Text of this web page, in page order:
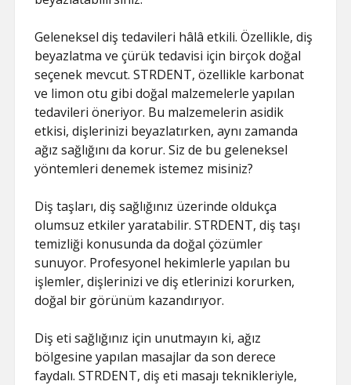
Geleneksel diş tedavileri hâlâ etkili. Özellikle, diş
beyazlatma ve çürük tedavisi için birçok doğal
seçenek mevcut. STRDENT, özellikle karbonat
ve limon otu gibi doğal malzemelerle yapılan
tedavileri öneriyor. Bu malzemelerin asidik
etkisi, dişlerinizi beyazlatırken, aynı zamanda
ağız sağlığını da korur. Siz de bu geleneksel
yöntemleri denemek istemez misiniz?
Diş taşları, diş sağlığınız üzerinde oldukça
olumsuz etkiler yaratabilir. STRDENT, diş taşı
temizliği konusunda da doğal çözümler
sunuyor. Profesyonel hekimlerle yapılan bu
işlemler, dişlerinizi ve diş etlerinizi korurken,
doğal bir görünüm kazandırıyor.
Diş eti sağlığınız için unutmayın ki, ağız
bölgesine yapılan masajlar da son derece
faydalı. STRDENT, diş eti masajı teknikleriyle,